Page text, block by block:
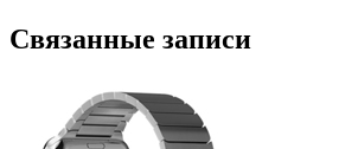
Связанные записи